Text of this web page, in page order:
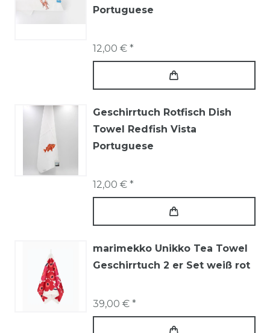
Portuguese
12,00 € *
Geschirrtuch Rotfisch Dish
Towel Redfish Vista
Portuguese
12,00 € *
marimekko Unikko Tea Towel
Geschirrtuch 2 er Set weiß rot
39,00 € *